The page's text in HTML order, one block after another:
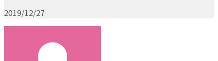
2019/12/27